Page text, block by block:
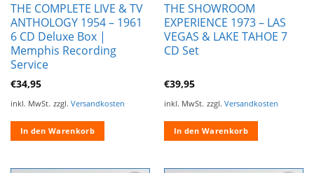
THE COMPLETE LIVE & TV
ANTHOLOGY 1954 – 1961
6 CD Deluxe Box |
Memphis Recording
Service
€34,95
inkl. MwSt. zzgl. Versandkosten
In den Warenkorb
THE SHOWROOM
EXPERIENCE 1973 – LAS
VEGAS & LAKE TAHOE 7
CD Set
€39,95
inkl. MwSt. zzgl. Versandkosten
In den Warenkorb